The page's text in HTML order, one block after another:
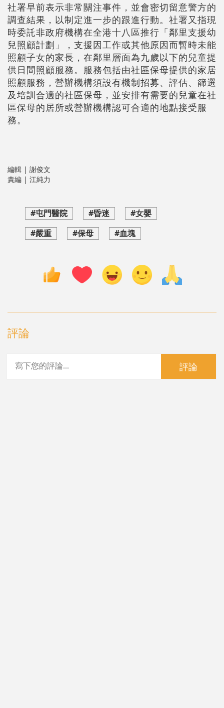
社署早前表示非常關注事件，並會密切留意警方的
調查結果，以制定進一步的跟進行動。社署又指現
時委託非政府機構在全港十八區推行「鄰里支援幼
兒照顧計劃」，支援因工作或其他原因而暫時未能
照顧子女的家長，在鄰里層面為九歲以下的兒童提
供日間照顧服務。服務包括由社區保母提供的家居
照顧服務，營辦機構須設有機制招募、評估、篩選
及培訓合適的社區保母，並安排有需要的兒童在社
區保母的居所或營辦機構認可合適的地點接受服
務。
編輯 | 謝俊文
責編 | 江純力
#屯門醫院 #昏迷
#女嬰
#嚴重
#保母 #血塊
評論
評論